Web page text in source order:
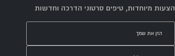
הצעות מיוחדות, טיפים סרטוני הדרכה וחדשות